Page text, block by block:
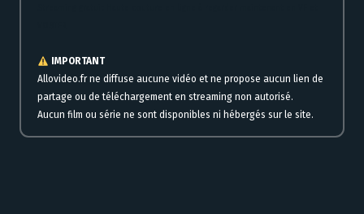
IMPORTANT
Allovideo.fr ne diffuse aucune vidéo et ne propose aucun lien de
partage ou de téléchargement en streaming non autorisé.
Aucun film ou série ne sont disponibles ni hébergés sur le site.